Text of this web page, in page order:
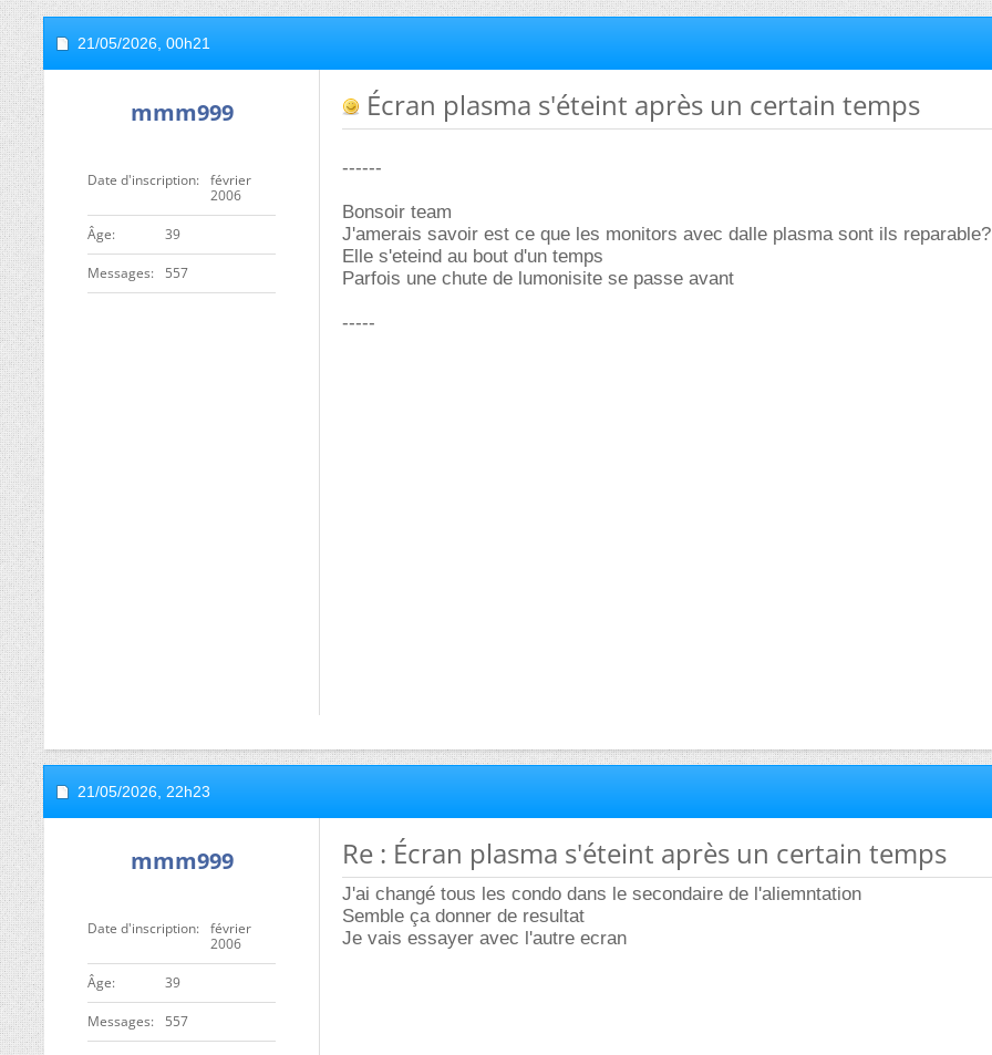
21/05/2026, 00h21
mmm999
Date d'inscription
février
2006
ge 39
Messages 557
Écran plasma s'éteint après un certain temps
------
Bonsoir team
J'amerais savoir est ce que les monitors avec dalle plasma sont ils reparable?
Elle s'eteind au bout d'un temps
Parfois une chute de lumonisite se passe avant
-----
21/05/2026, 22h23
mmm999
Date d'inscription
février
2006
ge 39
Messages 557
Re : Écran plasma s'éteint après un certain temps
J'ai changé tous les condo dans le secondaire de l'aliemntation
Semble ça donner de resultat
Je vais essayer avec l'autre ecran